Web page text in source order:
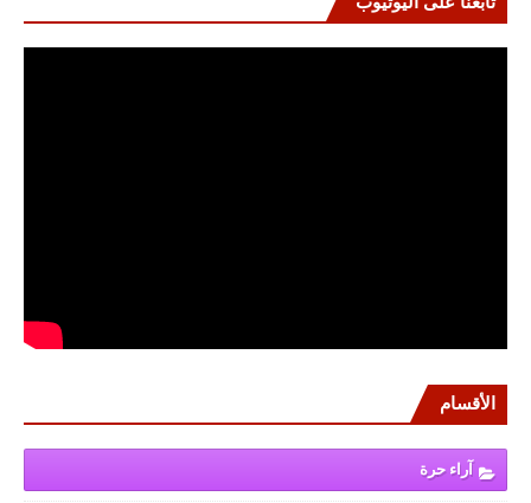
الأقسام
آراء حرة